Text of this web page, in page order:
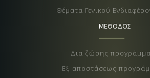
Θέματα Γενικού
ΜΕΘΟΔΟΣ
Δια ζώσης
Εξ αποστάσεως